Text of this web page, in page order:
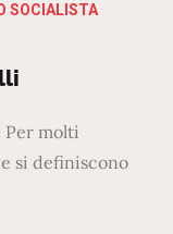
SOCIALISTA
Per molti
si definiscono